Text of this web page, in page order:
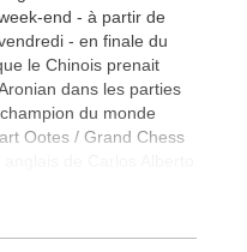
end - à partir de
- en finale du
le Chinois prenait
dans les parties
du monde
Ootes / Grand Chess